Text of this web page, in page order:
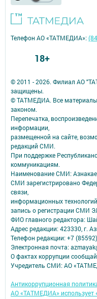
© 2011 - 2026. Филиал АО
защищены.
© ТАТМЕДИА. Все
законом.
Перепечатка,
информации,
размещенной на сайте,
редакций СМИ.
При поддержке
коммуникациям.
Наименование СМИ:
СМИ зарегистрировано
связи,
информационных
запись о регистрации СМИ
ФИО главного редактора:
Адрес редакции: 423330, г.
Телефон редакции: +7
Электронная почта:
О фактах коррупции
Учредитель СМИ: АО
Антикоррупционная
АО «ТАТМЕДИА» использует
Телефон АО «ТАТМЕДИА»:
18+